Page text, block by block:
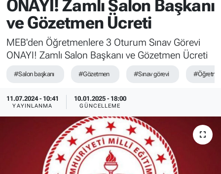
ONAYI! Zamlı Salon Başkanı
ve Gözetmen Ücreti
MEB'den Öğretmenlere 3 Oturum Sınav Görevi
ONAYI! Zamlı Salon Başkanı ve Gözetmen Ücreti
#Salon başkanı #Gözetmen #Sınav görevi
11.07.2024 - 10:41
YAYINLANMA
10.01.2025 - 18:00
GÜNCELLEME
HAYATIN İÇİNDEN
UZMAN ÖĞRETMENLİK
EKONOMİ
Süper Lig Puan Durumu ve Fikstür
Tüm Manşetler
Son Dakika Haberleri
Haber Arşivi